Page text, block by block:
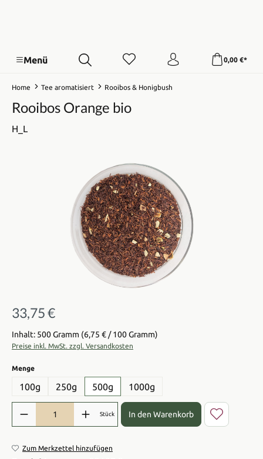
Menü 0,00 €*
Home Tee aromatisiert Rooibos & Honigbush
Rooibos Orange bio
H_L
Bildergalerie überspringen
Regulärer Preis:
33,75 €
Inhalt: 500 Gramm (6,75 € / 100 Gramm)
Preise inkl. MwSt. zzgl. Versandkosten
Mengeauswählen
100g 250g 500g 1000g
Produkt Anzahl: Gib den gewünschten Wert ein oder benutze die
Stück In den Warenkorb
Zum Merkzettel hinzufügen